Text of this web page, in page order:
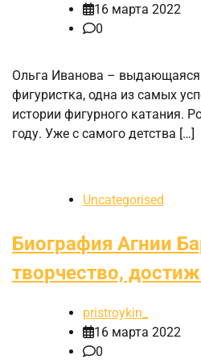
16 марта 2022
0
Ольга Иванова – выдающаяся
фигуристка, одна из самых
истории фигурного катания.
году. Уже с самого детства […]
Uncategorised
Биография Агнии
творчество,
pristroykin_
16 марта 2022
0